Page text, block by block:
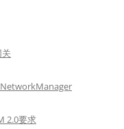
2.0要求